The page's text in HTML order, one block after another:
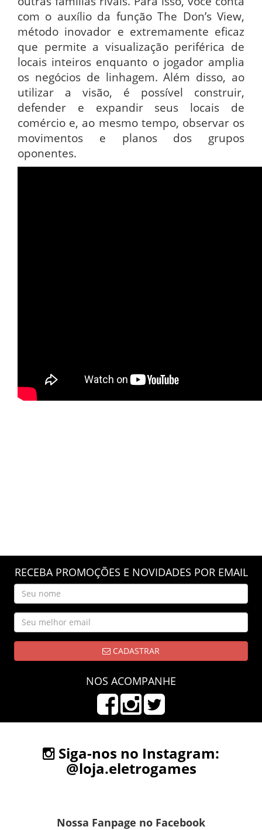
com o auxílio da função The Don’s View,
método inovador e extremamente eficaz
que permite a visualização periférica de
locais inteiros enquanto o jogador amplia
os negócios de linhagem. Além disso, ao
utilizar a visão, é possível construir,
defender e expandir seus locais de
comércio e, ao mesmo tempo, observar os
movimentos e planos dos grupos
oponentes.
RECEBA PROMOÇÕES E NOVIDADES POR EMAIL
CADASTRAR
NOS ACOMPANHE
Siga-nos no Instagram:
@loja.eletrogames
Nossa Fanpage no Facebook